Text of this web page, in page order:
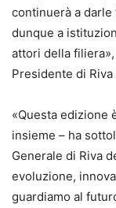
continuerà a
dunque a
attori della
Presidente di
«Questa edizione
insieme – ha
Generale di Riva
evoluzione,
guardiamo al